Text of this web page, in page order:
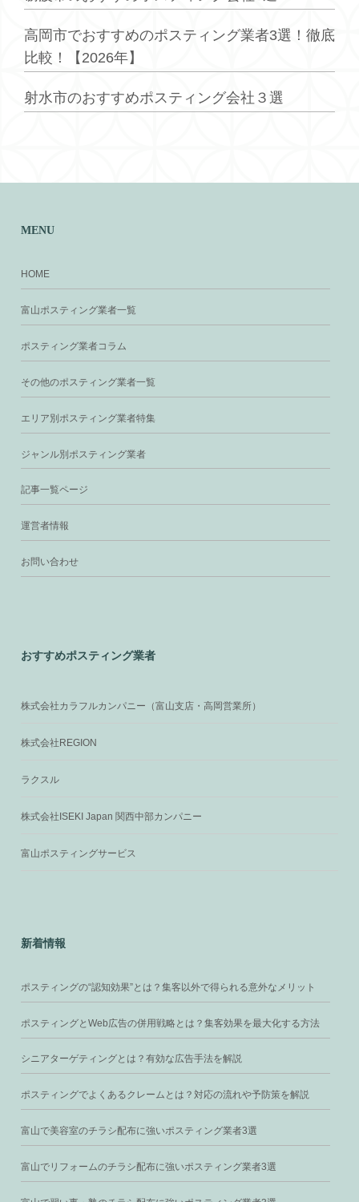
高岡市でおすすめのポスティング業者3選！徹底
比較！【2026年】
射水市のおすすめポスティング会社３選
MENU
HOME
富山ポスティング業者一覧
ポスティング業者コラム
その他のポスティング業者一覧
エリア別ポスティング業者特集
ジャンル別ポスティング業者
記事一覧ページ
運営者情報
お問い合わせ
おすすめポスティング業者
株式会社カラフルカンパニー（富山支店・高岡営業所）
株式会社REGION
ラクスル
株式会社ISEKI Japan 関西中部カンパニー
富山ポスティングサービス
新着情報
ポスティングの“認知効果”とは？集客以外で得られる意外なメリット
ポスティングとWeb広告の併用戦略とは？集客効果を最大化する方法
シニアターゲティングとは？有効な広告手法を解説
ポスティングでよくあるクレームとは？対応の流れや予防策を解説
富山で美容室のチラシ配布に強いポスティング業者3選
富山でリフォームのチラシ配布に強いポスティング業者3選